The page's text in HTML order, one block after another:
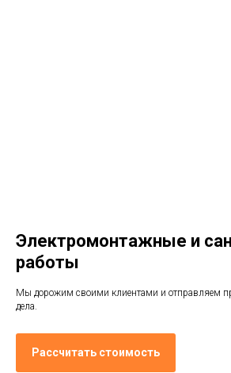
Электромонтажные и
работы
Мы дорожим своими клиентами и отправляем
дела.
Рассчитать стоимость